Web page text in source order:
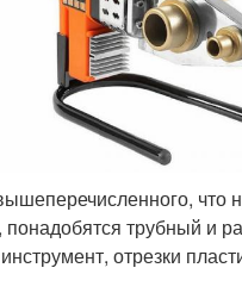
что
трубный и
отрезки